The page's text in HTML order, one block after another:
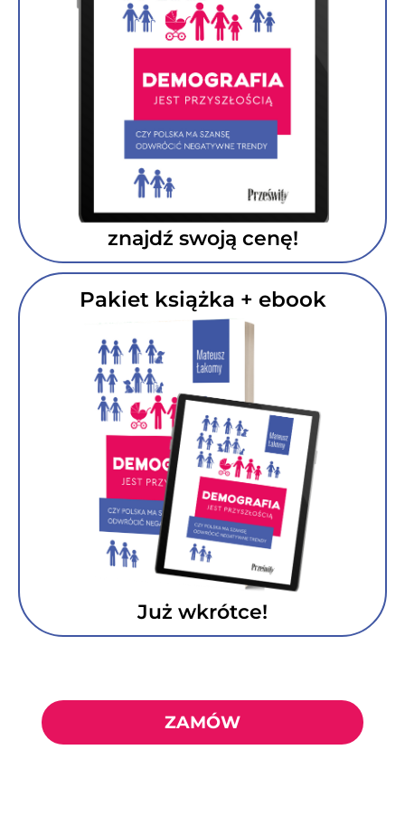
znajdź swoją cenę!
Pakiet książka + ebook
Już wkrótce!
ZAMÓW